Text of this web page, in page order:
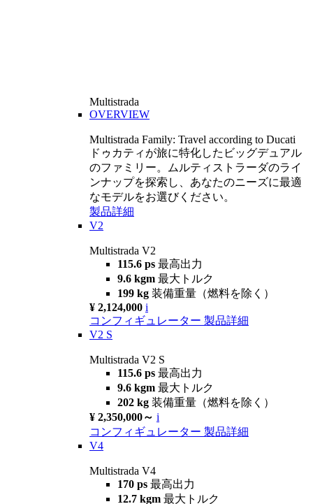
Multistrada
OVERVIEW
Multistrada Family: Travel according to Ducati
ドゥカティが旅に特化したビッグデュアル
のファミリー。ムルティストラーダのライ
ンナップを探索し、あなたのニーズに最適
なモデルをお選びください。
製品詳細
V2
Multistrada V2
115.6 ps 最高出力
9.6 kgm 最大トルク
199 kg 装備重量（燃料を除く）
¥ 2,124,000 i
コンフィギュレーター 製品詳細
V2 S
Multistrada V2 S
115.6 ps 最高出力
9.6 kgm 最大トルク
202 kg 装備重量（燃料を除く）
¥ 2,350,000～ i
コンフィギュレーター 製品詳細
V4
Multistrada V4
170 ps 最高出力
12.7 kgm 最大トルク